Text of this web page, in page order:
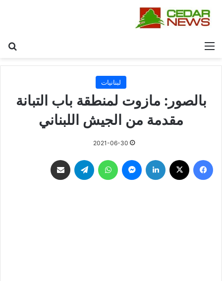
القائمة
لبنانيات
بالصور: مازوت لمنطقة باب التبانة
مقدمة من الجيش اللبناني
2021-06-30
فيسبوك لينكدإن ماسنجر واتساب تيلقرام